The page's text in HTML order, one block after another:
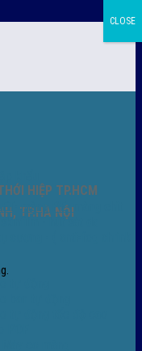
HIỆP TP.HCM
TP.HÀ NỘI
màng PE- màng chit
- hút sát da
CLOSE